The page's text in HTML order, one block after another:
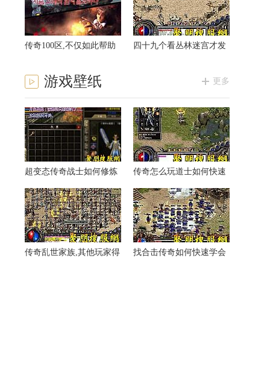
传奇100区,不仅如此帮助
四十九个看丛林迷宫才发
更多
游戏壁纸
超变态传奇战士如何修炼
神圣战甲术
传奇怎么玩道士如何快速
学会寒冰掌
传奇乱世家族,其他玩家得
找合击传奇如何快速学会